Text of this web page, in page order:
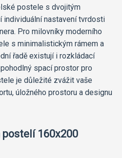
postele s dvojitým
individuální nastavení tvrdosti
Pro milovníky moderního
s minimalistickým rámem a
řadě existují i rozkládací
spací prostor pro
je důležité zvážit vaše
úložného prostoru a designu
postelí 160x200